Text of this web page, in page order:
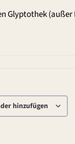
Glyptothek (außer
hinzufügen